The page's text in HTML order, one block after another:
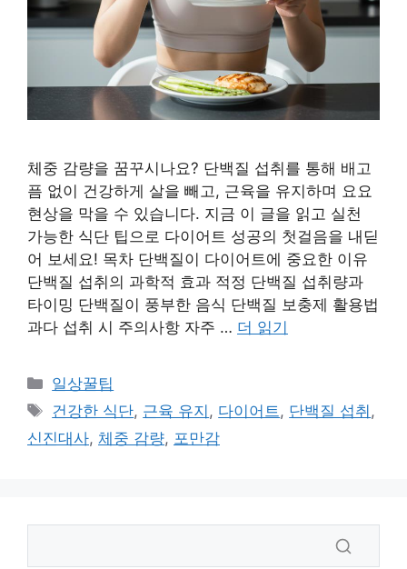
체중 감량을 꿈꾸시나요? 단백질 섭취를 통해 배고
픔 없이 건강하게 살을 빼고, 근육을 유지하며 요요
현상을 막을 수 있습니다. 지금 이 글을 읽고 실천
가능한 식단 팁으로 다이어트 성공의 첫걸음을 내딛
어 보세요! 목차 단백질이 다이어트에 중요한 이유
단백질 섭취의 과학적 효과 적정 단백질 섭취량과
타이밍 단백질이 풍부한 음식 단백질 보충제 활용법
과다 섭취 시 주의사항 자주 … 더 읽기
카
테
리
일상꿀팁
태
그
건강한 식단, 근육 유지 , 다이어트, 단백질 섭취 ,
신진대사, 체중 감량, 포만감